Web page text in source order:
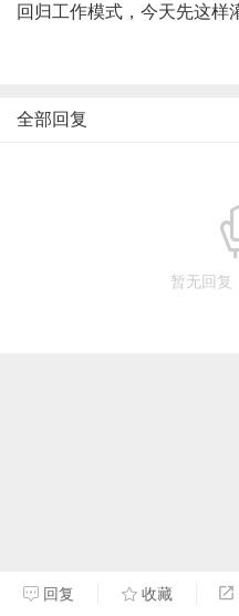
回归工作模式，今天先这样
全部回复
暂无回复
回复 收藏